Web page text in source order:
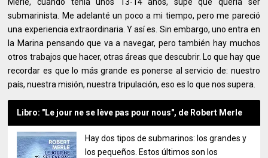
submarinista. Me adelanté un poco a mi tiempo, pero me pareció
una experiencia extraordinaria. Y así es. Sin embargo, uno entra en
la Marina pensando que va a navegar, pero también hay muchos
otros trabajos que hacer, otras áreas que descubrir. Lo que hay que
recordar es que lo más grande es ponerse al servicio de: nuestro
país, nuestra misión, nuestra tripulación, eso es lo que nos supera.
Libro: "Le jour ne se lève pas pour nous", de Robert Merle
Hay dos tipos de submarinos: los grandes y
los pequeños. Estos últimos son los